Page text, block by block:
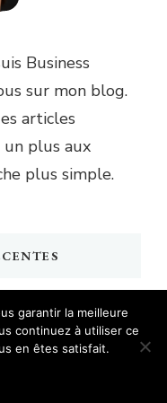
Business
sur mon blog.
articles
plus aux
plus simple.
: méthode
absences en
garantir la meilleure
continuez à utiliser ce
en êtes satisfait.